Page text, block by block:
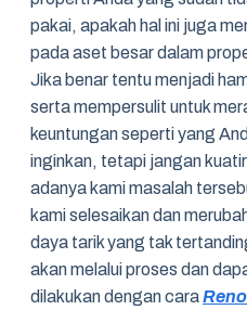
pakai, apakah hal ini juga
pada aset besar dalam
Jika benar tentu menjadi
serta mempersulit untuk
keuntungan seperti yang
inginkan, tetapi jangan
adanya kami masalah
kami selesaikan dan
daya tarik yang tak
akan melalui proses dan
dilakukan dengan cara